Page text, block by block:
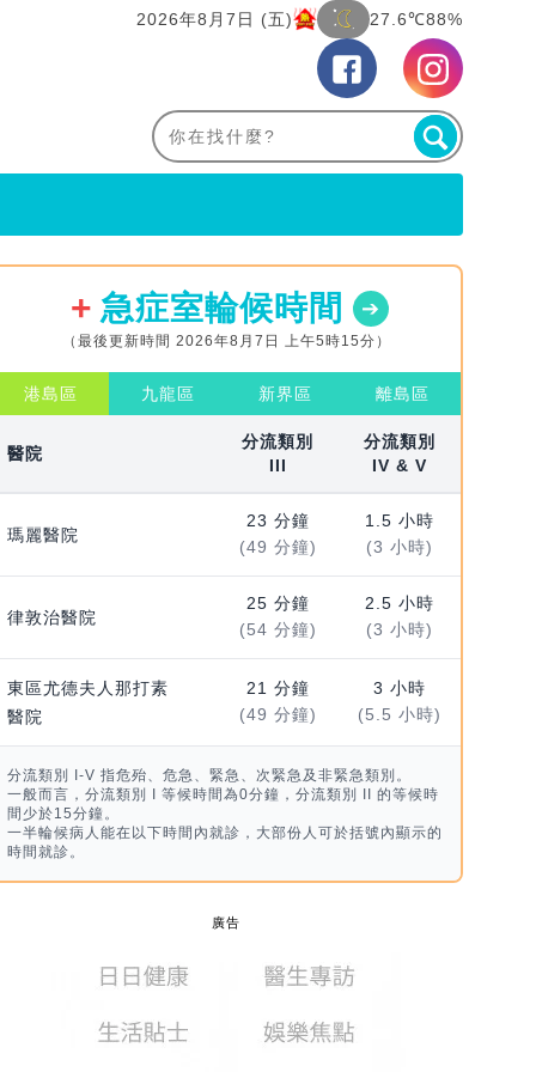
2026年8月7日 (五) 27.6℃88%
急症室輪候時間
（最後更新時間 2026年8月7日 上午5時15分）
港島區 九龍區 新界區 離島區
醫院
分流類別
III
分流類別
IV & V
瑪麗醫院
23 分鐘
(49 分鐘)
1.5 小時
(3 小時)
律敦治醫院
25 分鐘
(54 分鐘)
2.5 小時
(3 小時)
東區尤德夫人那打素
醫院
21 分鐘
(49 分鐘)
3 小時
(5.5 小時)
分流類別 I-V 指危殆、危急、緊急、次緊急及非緊急類別。
一般而言，分流類別 I 等候時間為0分鐘，分流類別 II 的等候時
間少於15分鐘。
一半輪候病人能在以下時間內就診，大部份人可於括號內顯示的
時間就診。
廣告